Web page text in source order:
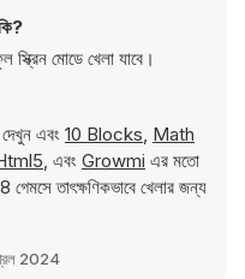
মোডে খেলা যাবে।
এবং 10 Blocks, Math
, এবং Growmi এর মতো
তাৎক্ষণিকভাবে খেলার জন্য
2024